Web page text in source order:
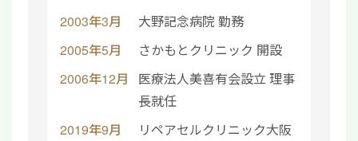
2003年3月
大野記念病院 勤務
2005年5月
さかもとクリニック 開設
2006年12月
医療法人美喜有会設立 理事
長就任
2019年9月
リペアセルクリニック大阪